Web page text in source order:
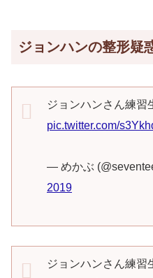
ジョンハンの整形疑
ジョンハンさん練習
pic.twitter.com/
— めかぶ
2019
ジョンハンさん練習